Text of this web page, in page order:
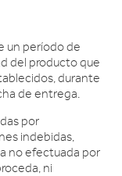
un período de
del producto que
durante
de entrega.
por
indebidas,
no efectuada por
ni